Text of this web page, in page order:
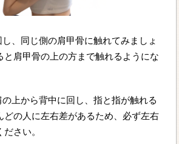
、同じ側の肩甲骨に触れてみましょ
と肩甲骨の上の方まで触れるようにな
上から背中に回し、指と指が触れる
どの人に左右差があるため、必ず左右
さい。